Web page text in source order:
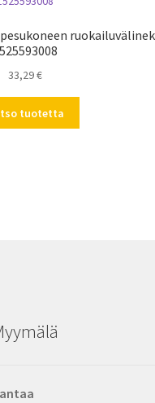
33,29€
tuotetta